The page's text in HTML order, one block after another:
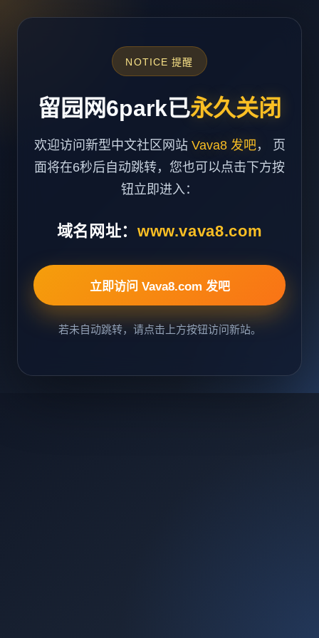
NOTICE 提醒
留园网6park已永久关闭
欢迎访问新型中文社区网站 Vava8 发吧， 页
面将在6秒后自动跳转，您也可以点击下方按
钮立即进入：
域名网址： www.vava8.com
立即访问 Vava8.com 发吧
若未自动跳转，请点击上方按钮访问新站。